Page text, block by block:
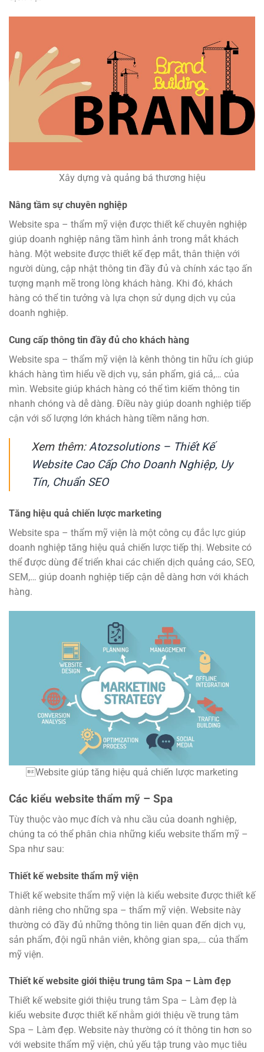
Xây dựng và quảng bá thương hiệu
Nâng tầm sự chuyên nghiệp
Website spa – thẩm mỹ viện được thiết kế chuyên nghiệp
giúp doanh nghiệp nâng tầm hình ảnh trong mắt khách
hàng. Một website được thiết kế đẹp mắt, thân thiện với
người dùng, cập nhật thông tin đầy đủ và chính xác tạo ấn
tượng mạnh mẽ trong lòng khách hàng. Khi đó, khách
hàng có thể tin tưởng và lựa chọn sử dụng dịch vụ của
doanh nghiệp.
Cung cấp thông tin đầy đủ cho khách hàng
Website spa – thẩm mỹ viện là kênh thông tin hữu ích giúp
khách hàng tìm hiểu về dịch vụ, sản phẩm, giá cả,… của
mìn. Website giúp khách hàng có thể tìm kiếm thông tin
nhanh chóng và dễ dàng. Điều này giúp doanh nghiệp tiếp
cận với số lượng lớn khách hàng tiềm năng hơn.
Xem thêm:Atozsolutions – Thiết Kế
Website Cao Cấp Cho Doanh Nghiệp, Uy
Tín, Chuẩn SEO
Tăng hiệu quả chiến lược marketing
Website spa – thẩm mỹ viện là một công cụ đắc lực giúp
doanh nghiệp tăng hiệu quả chiến lược tiếp thị. Website có
thể được dùng để triển khai các chiến dịch quảng cáo, SEO,
SEM,… giúp doanh nghiệp tiếp cận dễ dàng hơn với khách
hàng.
Website giúp tăng hiệu quả chiến lược marketing
Các kiểu website thẩm mỹ – Spa
Tùy thuộc vào mục đích và nhu cầu của doanh nghiệp,
chúng ta có thể phân chia những kiểu website thẩm mỹ –
Spa như sau:
Thiết kế website thẩm mỹ viện
Thiết kế website thẩm mỹ viện là kiểu website được thiết kế
dành riêng cho những spa – thẩm mỹ viện. Website này
thường có đầy đủ những thông tin liên quan đến dịch vụ,
sản phẩm, đội ngũ nhân viên, không gian spa,… của thẩm
mỹ viện.
Thiết kế website giới thiệu trung tâm Spa – Làm đẹp
Thiết kế website giới thiệu trung tâm Spa – Làm đẹp là
kiểu website được thiết kế nhằm giới thiệu về trung tâm
Spa – Làm đẹp. Website này thường có ít thông tin hơn so
với website thẩm mỹ viện, chủ yếu tập trung vào mục tiêu